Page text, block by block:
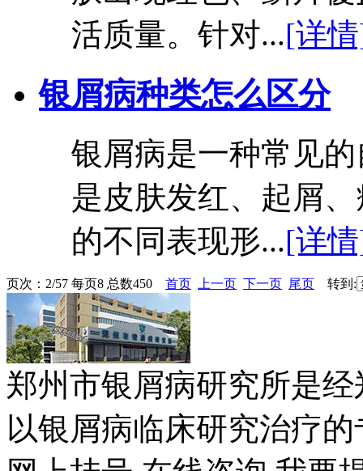
活质量。针对...[详
银屑病种类怎么区分
银屑病是一种常见
是皮肤发红、起屑
的不同表现形...[详
页次：2/57 每页8 总数450 首页 上一页 下一页 尾页 转到:
郑州市银屑病研究所是
以银屑病临床研究治疗